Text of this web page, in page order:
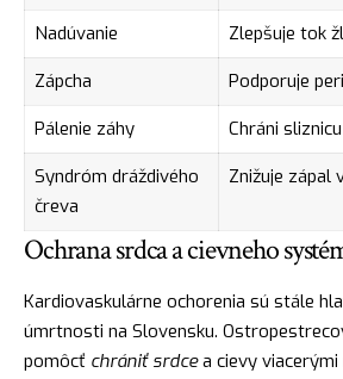
Nadúvanie
Zlepšuje tok
Zápcha
Podporuje
Pálenie záhy
Chráni
Syndróm dráždivého
čreva
Znižuje zápal
Ochrana srdca a cievneho
Kardiovaskulárne ochorenia sú stále
úmrtnosti na Slovensku.
pomôcť chrániť srdcea cievy viacerými